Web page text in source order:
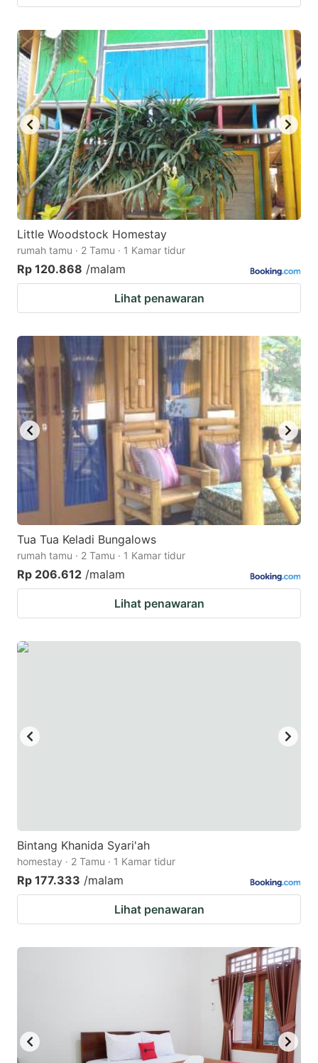
Little Woodstock Homestay
rumah tamu · 2 Tamu · 1 Kamar tidur
Rp 120.868 /malam
Lihat penawaran
Tua Tua Keladi Bungalows
rumah tamu · 2 Tamu · 1 Kamar tidur
Rp 206.612 /malam
Lihat penawaran
Bintang Khanida Syari'ah
homestay · 2 Tamu · 1 Kamar tidur
Rp 177.333 /malam
Lihat penawaran